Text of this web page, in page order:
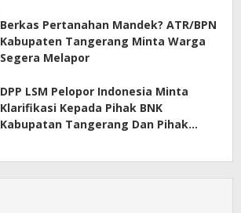
Berkas Pertanahan Mandek? ATR/BPN
Kabupaten Tangerang Minta Warga
Segera Melapor
DPP LSM Pelopor Indonesia Minta
Klarifikasi Kepada Pihak BNK
Kabupatan Tangerang Dan Pihak